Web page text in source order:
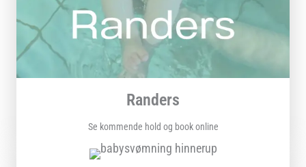
Randers
Se kommende hold og book online